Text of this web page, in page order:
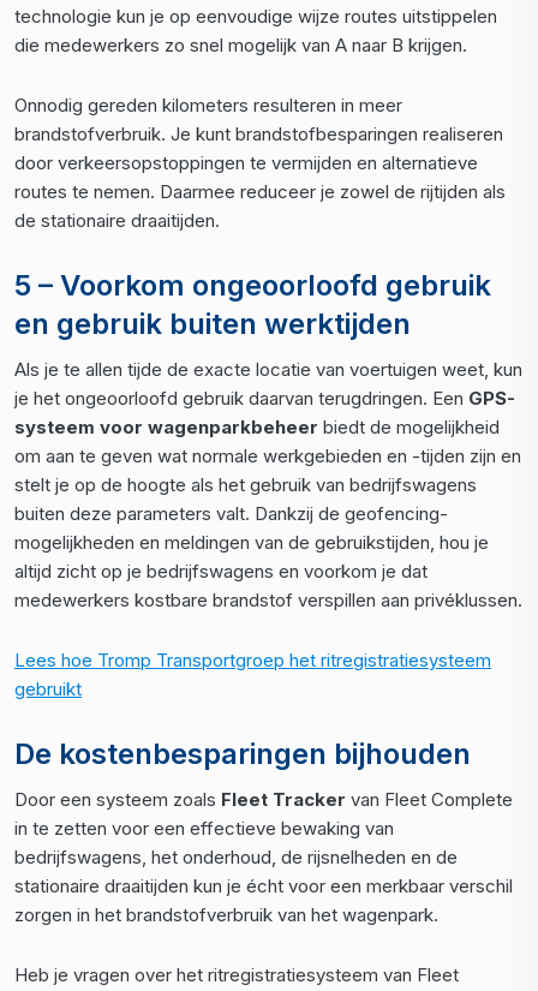
technologie kun je op eenvoudige wijze routes uitstippelen
die medewerkers zo snel mogelijk van A naar B krijgen.
Onnodig gereden kilometers resulteren in meer
brandstofverbruik. Je kunt brandstofbesparingen realiseren
door verkeersopstoppingen te vermijden en alternatieve
routes te nemen. Daarmee reduceer je zowel de rijtijden als
de stationaire draaitijden.
5 – Voorkom ongeoorloofd gebruik
en gebruik buiten werktijden
Als je te allen tijde de exacte locatie van voertuigen weet, kun
je het ongeoorloofd gebruik daarvan terugdringen. Een GPS-
systeem voor wagenparkbeheer biedt de mogelijkheid
om aan te geven wat normale werkgebieden en -tijden zijn en
stelt je op de hoogte als het gebruik van bedrijfswagens
buiten deze parameters valt. Dankzij de geofencing-
mogelijkheden en meldingen van de gebruikstijden, hou je
altijd zicht op je bedrijfswagens en voorkom je dat
medewerkers kostbare brandstof verspillen aan privéklussen.
Lees hoe Tromp Transportgroep het ritregistratiesysteem
gebruikt
De kostenbesparingen bijhouden
Door een systeem zoals Fleet Tracker van Fleet Complete
in te zetten voor een effectieve bewaking van
bedrijfswagens, het onderhoud, de rijsnelheden en de
stationaire draaitijden kun je écht voor een merkbaar verschil
zorgen in het brandstofverbruik van het wagenpark.
Heb je vragen over het ritregistratiesysteem van Fleet